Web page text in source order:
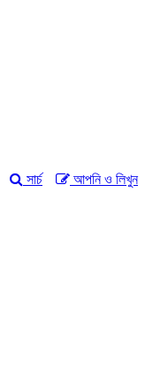
আপনি ও লিখুন
সার্চ